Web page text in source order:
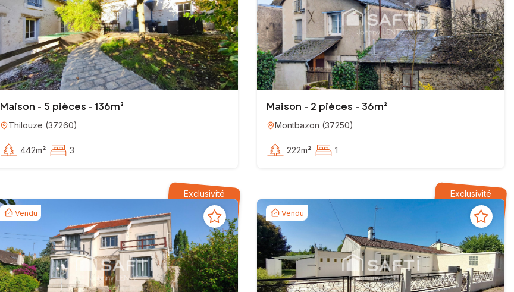
Maison - 5 pièces - 136m²
Thilouze (37260)
442m² 3
Maison - 2 pièces - 36m²
Montbazon (37250)
222m² 1
Exclusivité
Vendu
Exclusivité
Vendu